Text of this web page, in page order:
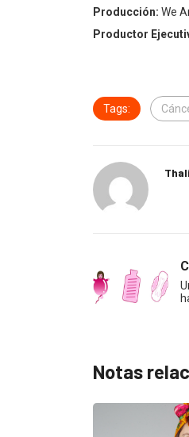
Producción: We
Productor
Tags:
Notas